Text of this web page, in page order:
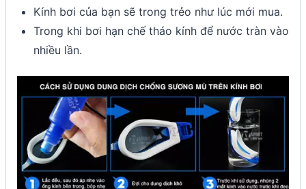
Kính bơi của bạn sẽ trong trẻo như lúc mới mua.
Trong khi bơi hạn chế tháo kính để nước tràn vào
nhiều lần.